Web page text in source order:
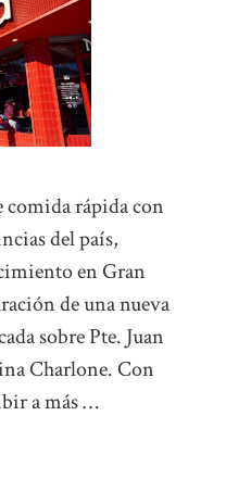
comida rápida con
del país,
en Gran
de una nueva
sobre Pte. Juan
Charlone. Con
a más …